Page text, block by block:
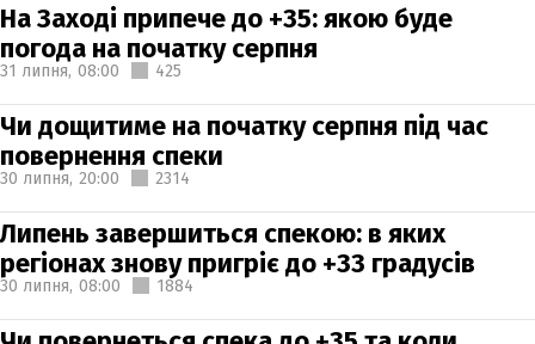
На Заході припече до +35: якою буде
погода на початку серпня
31 липня, 08:00 425
Чи дощитиме на початку серпня під час
повернення спеки
30 липня, 20:00 2314
Липень завершиться спекою: в яких
регіонах знову пригріє до +33 градусів
30 липня, 08:00 1884